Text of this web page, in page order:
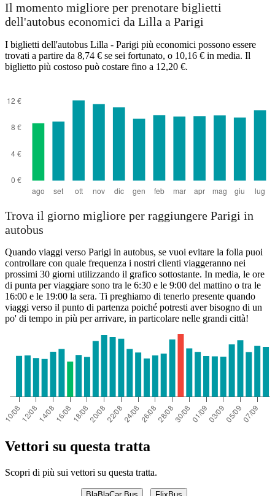
Il momento migliore per prenotare biglietti
dell'autobus economici da Lilla a Parigi
I biglietti dell'autobus Lilla - Parigi più economici possono essere
trovati a partire da 8,74 € se sei fortunato, o 10,16 € in media. Il
biglietto più costoso può costare fino a 12,20 €.
Trova il giorno migliore per raggiungere Parigi in
autobus
Quando viaggi verso Parigi in autobus, se vuoi evitare la folla puoi
controllare con quale frequenza i nostri clienti viaggeranno nei
prossimi 30 giorni utilizzando il grafico sottostante. In media, le ore
di punta per viaggiare sono tra le 6:30 e le 9:00 del mattino o tra le
16:00 e le 19:00 la sera. Ti preghiamo di tenerlo presente quando
viaggi verso il punto di partenza poiché potresti aver bisogno di un
po' di tempo in più per arrivare, in particolare nelle grandi città!
Vettori su questa tratta
Scopri di più sui vettori su questa tratta.